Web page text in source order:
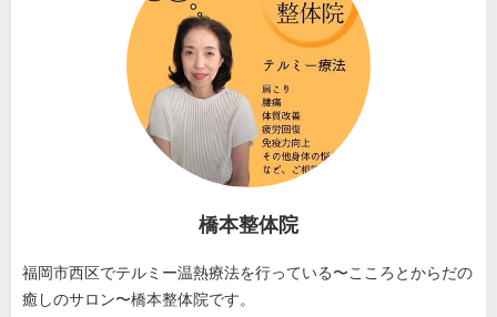
橋本整体院
福岡市西区でテルミー温熱療法を行っている〜こころとからだの
癒しのサロン〜橋本整体院です。